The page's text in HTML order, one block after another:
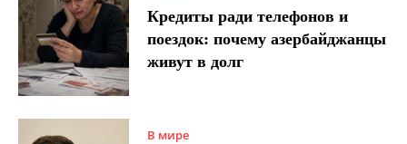
Кредиты ради телефонов и
поездок: почему азербайджанцы
живут в долг
В мире